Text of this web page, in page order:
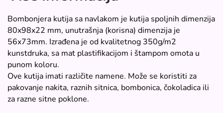
Bombonjera kutija sa navlakom je kutija spoljnih dimenzija
80x98x22 mm, unutrašnja (korisna) dimenzija je
56x73mm. Izrađena je od kvalitetnog 350g/m2
kunstdruka, sa mat plastifikacijom i štampom omota u
punom koloru.
Ove kutija imati različite namene. Može se koristiti za
pakovanje nakita, raznih sitnica, bombonica, čokoladica ili
za razne sitne poklone.